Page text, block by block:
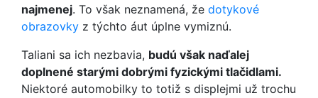
najmenej. To však neznamená, že dotykové
obrazovky z týchto áut úplne vymiznú.
Taliani sa ich nezbavia, budú však naďalej
doplnené starými dobrými fyzickými tlačidlami.
Niektoré automobilky to totiž s displejmi už trochu